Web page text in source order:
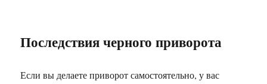
Последствия черного приворота
Если вы делаете приворот самостоятельно, у вас